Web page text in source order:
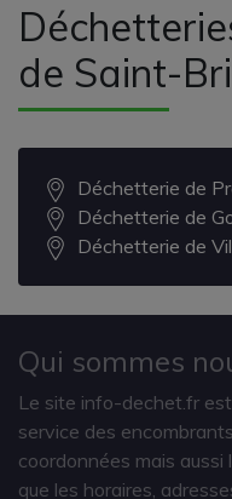
de Saint-
Déchetterie de
Déchetterie de
Déchetterie de
Qui sommes
Le site info-dechet.fr
service des
coordonnées mais
que les horaires,